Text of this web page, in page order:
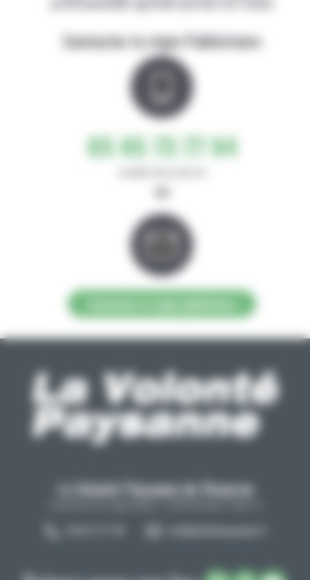
Contacter la régie Publicitaire
05 65 73 77 94
ou
La Volonté Paysanne de l'Aveyron